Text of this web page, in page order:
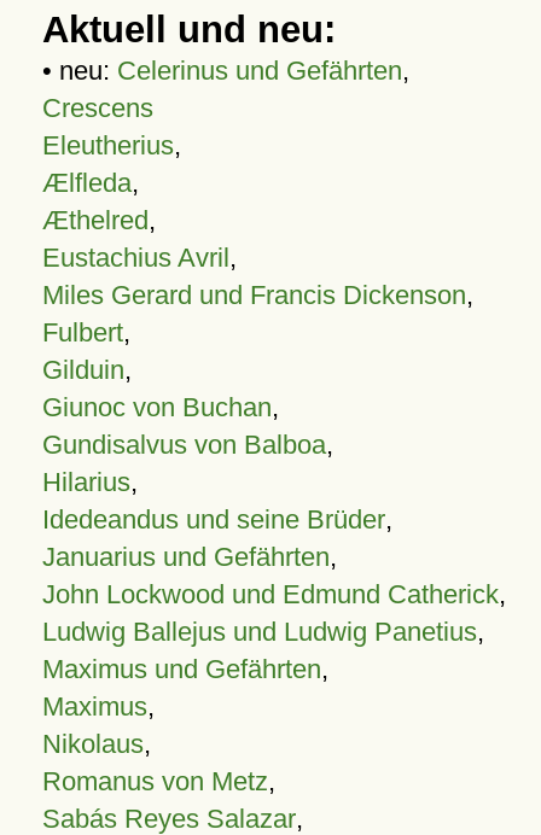
Aktuell und neu:
• neu: Celerinus und Gefährten,
Crescens
Eleutherius,
Ælfleda,
Æthelred,
Eustachius Avril,
Miles Gerard und Francis Dickenson,
Fulbert,
Gilduin,
Giunoc von Buchan,
Gundisalvus von Balboa,
Hilarius,
Idedeandus und seine Brüder,
Januarius und Gefährten,
John Lockwood und Edmund Catherick,
Ludwig Ballejus und Ludwig Panetius,
Maximus und Gefährten,
Maximus,
Nikolaus,
Romanus von Metz,
Sabás Reyes Salazar,